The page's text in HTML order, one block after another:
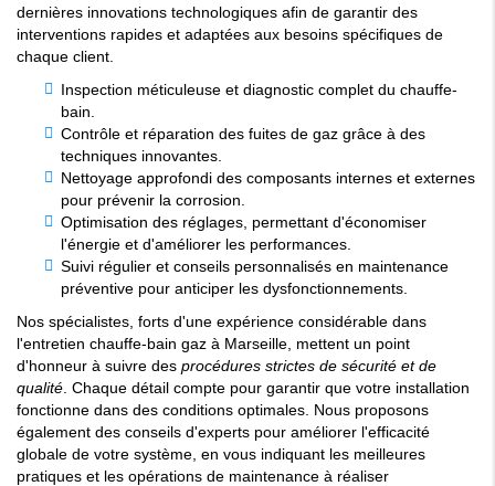
dernières innovations technologiques afin de garantir des
interventions rapides et adaptées aux besoins spécifiques de
chaque client.
Inspection méticuleuse et diagnostic complet du chauffe-
bain.
Contrôle et réparation des fuites de gaz grâce à des
techniques innovantes.
Nettoyage approfondi des composants internes et externes
pour prévenir la corrosion.
Optimisation des réglages, permettant d'économiser
l'énergie et d'améliorer les performances.
Suivi régulier et conseils personnalisés en maintenance
préventive pour anticiper les dysfonctionnements.
Nos spécialistes, forts d'une expérience considérable dans
l'entretien chauffe-bain gaz à Marseille, mettent un point
d'honneur à suivre des procédures strictes de sécurité et de
qualité . Chaque détail compte pour garantir que votre installation
fonctionne dans des conditions optimales. Nous proposons
également des conseils d'experts pour améliorer l'efficacité
globale de votre système, en vous indiquant les meilleures
pratiques et les opérations de maintenance à réaliser